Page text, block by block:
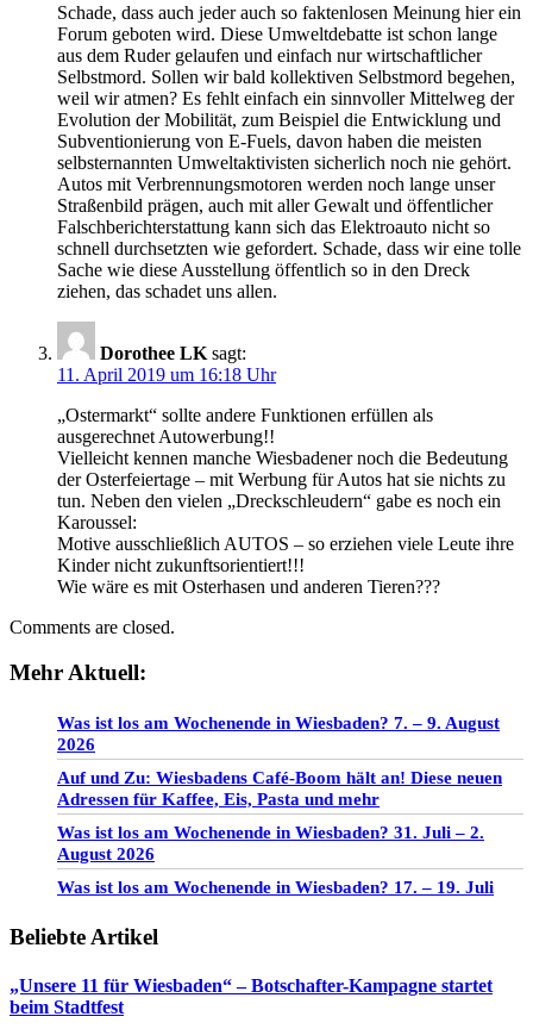
Schade, dass auch jeder auch so faktenlosen Meinung hier ein
Forum geboten wird. Diese Umweltdebatte ist schon lange
aus dem Ruder gelaufen und einfach nur wirtschaftlicher
Selbstmord. Sollen wir bald kollektiven Selbstmord begehen,
weil wir atmen? Es fehlt einfach ein sinnvoller Mittelweg der
Evolution der Mobilität, zum Beispiel die Entwicklung und
Subventionierung von E-Fuels, davon haben die meisten
selbsternannten Umweltaktivisten sicherlich noch nie gehört.
Autos mit Verbrennungsmotoren werden noch lange unser
Straßenbild prägen, auch mit aller Gewalt und öffentlicher
Falschberichterstattung kann sich das Elektroauto nicht so
schnell durchsetzten wie gefordert. Schade, dass wir eine tolle
Sache wie diese Ausstellung öffentlich so in den Dreck
ziehen, das schadet uns allen.
Dorothee LK sagt:
11. April 2019 um 16:18 Uhr
„Ostermarkt“ sollte andere Funktionen erfüllen als
ausgerechnet Autowerbung!!
Vielleicht kennen manche Wiesbadener noch die Bedeutung
der Osterfeiertage – mit Werbung für Autos hat sie nichts zu
tun. Neben den vielen „Dreckschleudern“ gabe es noch ein
Karoussel:
Motive ausschließlich AUTOS – so erziehen viele Leute ihre
Kinder nicht zukunftsorientiert!!!
Wie wäre es mit Osterhasen und anderen Tieren???
Comments are closed.
Mehr Aktuell:
Was ist los am Wochenende in Wiesbaden? 7. – 9. August
2026
Auf und Zu: Wiesbadens Café-Boom hält an! Diese neuen
Adressen für Kaffee, Eis, Pasta und mehr
Was ist los am Wochenende in Wiesbaden? 31. Juli – 2.
August 2026
Was ist los am Wochenende in Wiesbaden? 17. – 19. Juli
Beliebte Artikel
„Unsere 11 für Wiesbaden“ – Botschafter-Kampagne startet
beim Stadtfest